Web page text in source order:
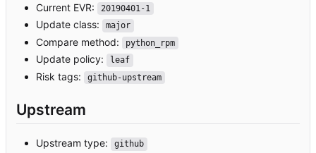
Current EVR: 20190401-1
Update class: major
Compare method: python_rpm
Update policy: leaf
Risk tags: github-upstream
Upstream
Upstream type: github